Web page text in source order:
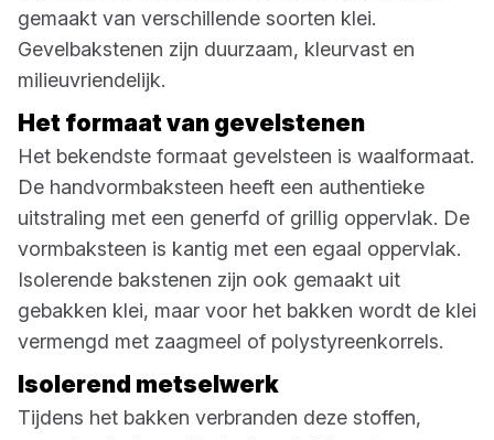
gemaakt van verschillende soorten klei.
Gevelbakstenen zijn duurzaam, kleurvast en
milieuvriendelijk.
Het formaat van gevelstenen
Het bekendste formaat gevelsteen is waalformaat.
De handvormbaksteen heeft een authentieke
uitstraling met een generfd of grillig oppervlak. De
vormbaksteen is kantig met een egaal oppervlak.
Isolerende bakstenen zijn ook gemaakt uit
gebakken klei, maar voor het bakken wordt de klei
vermengd met zaagmeel of polystyreenkorrels.
Isolerend metselwerk
Tijdens het bakken verbranden deze stoffen,